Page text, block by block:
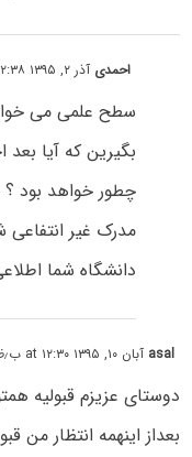
احمدی آذر ۲, ۱۳۹۵ at ۲:۳۸ ب٫ظ
سطح علمی می
بگیرین که آیا
چطور خواهد بود
مدرک غیر
دانشگاه شما
asal آبان ۱۰, ۱۳۹۵ at ۱۲:۳۰ ب٫ظ
دوستای عزیزم قبولیه
بعداز اینهمه انتظار من